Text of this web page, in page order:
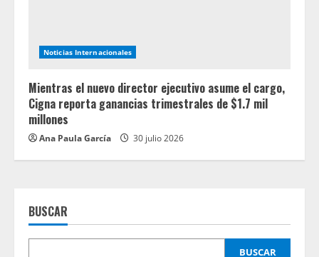
Noticias Internacionales
Mientras el nuevo director ejecutivo asume el cargo,
Cigna reporta ganancias trimestrales de $1.7 mil
millones
Ana Paula García 30 julio 2026
BUSCAR
BUSCAR